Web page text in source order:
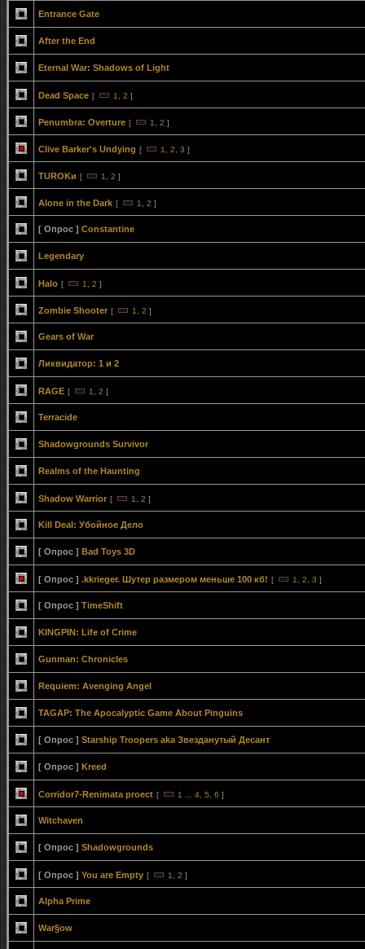
Entrance Gate
After the End
Eternal War: Shadows of Light
Dead Space [ 1 2 ]
Penumbra: Overture [ 1 2 ]
Clive Barker's Undying [ 1 2 3 ]
TUROKи [ 1 2 ]
Alone in the Dark [ 1 2 ]
[ Опрос ] Constantine
Legendary
Halo [ 1 2 ]
Zombie Shooter [ 1 2 ]
Gears of War
Ликвидатор: 1 и 2
RAGE [ 1 2 ]
Terracide
Shadowgrounds Survivor
Realms of the Haunting
Shadow Warrior [ 1 2 ]
Kill Deal: Убойное Дело
[ Опрос ] Bad Toys 3D
[ Опрос ] .kkrieger. Шутер размером меньше 100 кб! [ 1 2 3 ]
[ Опрос ] ТimeShift
KINGPIN: Life of Crime
Gunman: Chronicles
Requiem: Avenging Angel
TAGAP: The Apocalyptic Game About Pinguins
[ Опрос ] Starship Troopers aka Звезданутый Десант
[ Опрос ] Kreed
Corridor7-Renimata proect [ 1 4 5 6 ]
Witchaven
[ Опрос ] Shadowgrounds
[ Опрос ] You are Empty [ 1 2 ]
Alpha Prime
War§ow